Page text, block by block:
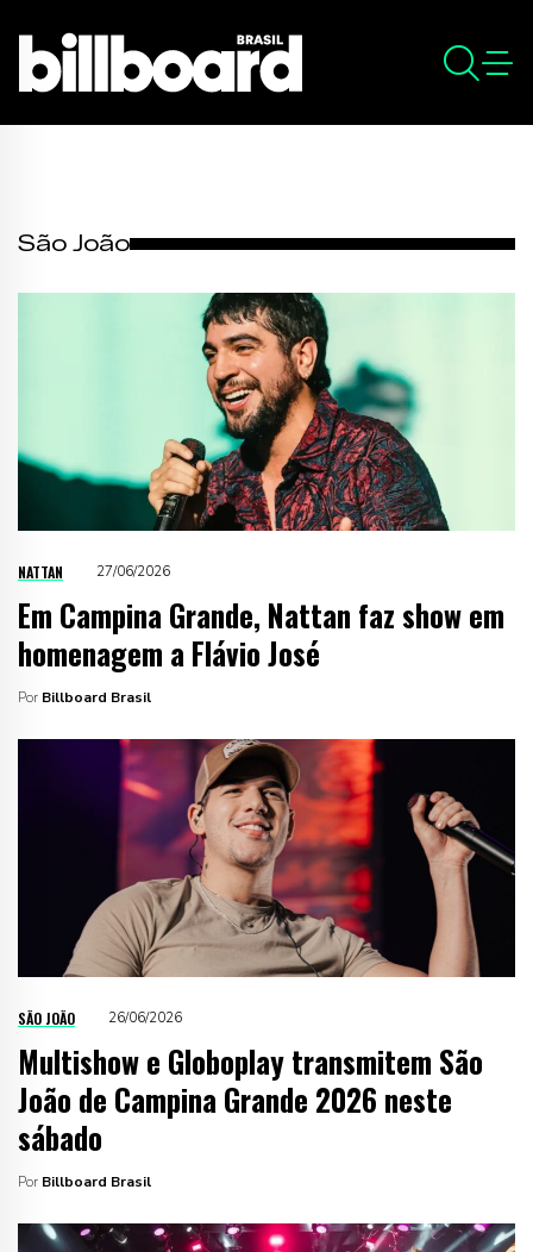
São João
NATTAN 27/06/2026
Em Campina Grande, Nattan faz show em
homenagem a Flávio José
Por Billboard Brasil
SÃO JOÃO 26/06/2026
Multishow e Globoplay transmitem São
João de Campina Grande 2026 neste
sábado
Por Billboard Brasil